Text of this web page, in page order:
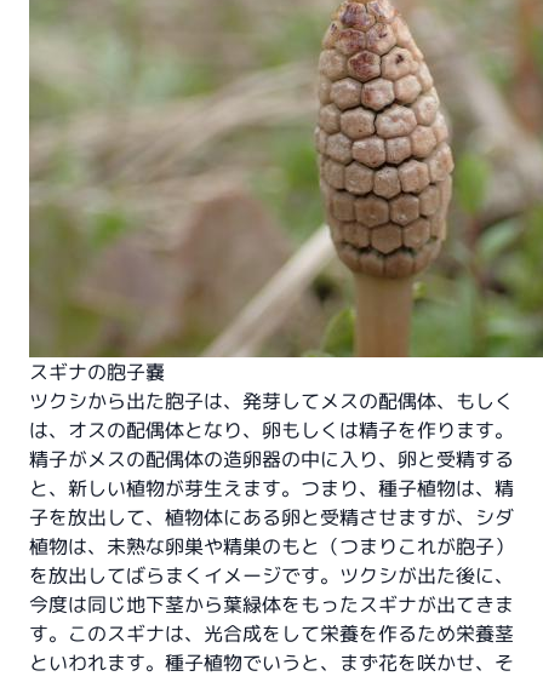
スギナの胞子嚢
ツクシから出た胞子は、発芽してメスの配偶体、もしく
は、オスの配偶体となり、卵もしくは精子を作ります。
精子がメスの配偶体の造卵器の中に入り、卵と受精する
と、新しい植物が芽生えます。つまり、種子植物は、精
子を放出して、植物体にある卵と受精させますが、シダ
植物は、未熟な卵巣や精巣のもと（つまりこれが胞子）
を放出してばらまくイメージです。ツクシが出た後に、
今度は同じ地下茎から葉緑体をもったスギナが出てきま
す。このスギナは、光合成をして栄養を作るため栄養茎
といわれます。種子植物でいうと、まず花を咲かせ、そ